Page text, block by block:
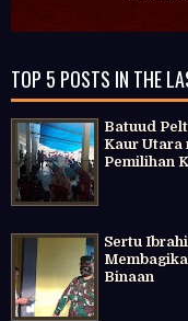
TOP 5 POSTS IN THE
Batuud
Kaur Utara
Pemilihan
Sertu
Binaan